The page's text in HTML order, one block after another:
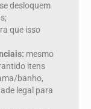
desloquem
que isso
mesmo
itens
banho,
legal para